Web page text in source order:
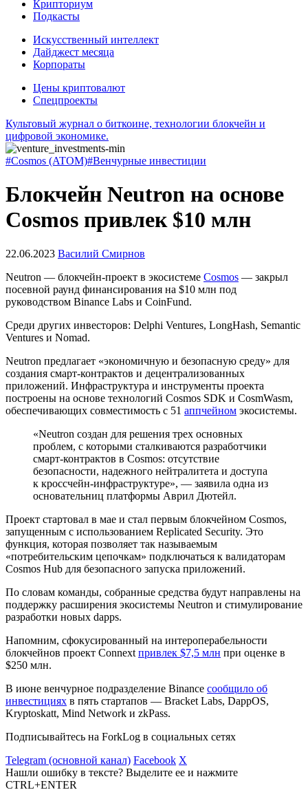
Крипториум
Подкасты
Искусственный интеллект
Дайджест месяца
Корпораты
Цены криптовалют
Спецпроекты
Культовый журнал о биткоине, технологии блокчейн и
цифровой экономике.
#Cosmos (ATOM)#Венчурные инвестиции
Блокчейн Neutron на основе
Cosmos привлек $10 млн
22.06.2023 Василий Смирнов
Neutron — блокчейн-проект в экосистеме Cosmos — закрыл
посевной раунд финансирования на $10 млн под
руководством Binance Labs и CoinFund.
Среди других инвесторов: Delphi Ventures, LongHash, Semantic
Ventures и Nomad.
Neutron предлагает «экономичную и безопасную среду» для
создания смарт-контрактов и децентрализованных
приложений. Инфраструктура и инструменты проекта
построены на основе технологий Cosmos SDK и CosmWasm,
обеспечивающих совместимость с 51 аппчейном экосистемы.
«Neutron создан для решения трех основных
проблем, с которыми сталкиваются разработчики
смарт-контрактов в Cosmos: отсутствие
безопасности, надежного нейтралитета и доступа
к кроссчейн-инфраструктуре», — заявила одна из
основательниц платформы Аврил Дютейл.
Проект стартовал в мае и стал первым блокчейном Cosmos,
запущенным с использованием Replicated Security. Это
функция, которая позволяет так называемым
«потребительским цепочкам» подключаться к валидаторам
Cosmos Hub для безопасного запуска приложений.
По словам команды, собранные средства будут направлены на
поддержку расширения экосистемы Neutron и стимулирование
разработки новых dapps.
Напомним, сфокусированный на интероперабельности
блокчейнов проект Connext привлек $7,5 млн при оценке в
$250 млн.
В июне венчурное подразделение Binance сообщило об
инвестициях в пять стартапов — Bracket Labs, DappOS,
Kryptoskatt, Mind Network и zkPass.
Подписывайтесь на ForkLog в социальных сетях
Telegram (основной канал) Facebook X
Нашли ошибку в тексте? Выделите ее и нажмите
CTRL+ENTER